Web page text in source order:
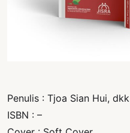
Penulis : Tjoa Sian Hui, dkk
ISBN : –